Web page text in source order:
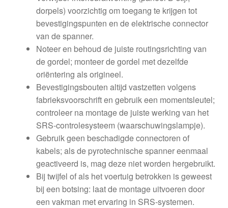
dorpels) voorzichtig om toegang te krijgen tot
bevestigingspunten en de elektrische connector
van de spanner.
Noteer en behoud de juiste routingsrichting van
de gordel; monteer de gordel met dezelfde
oriëntering als origineel.
Bevestigingsbouten altijd vastzetten volgens
fabrieksvoorschrift en gebruik een momentsleutel;
controleer na montage de juiste werking van het
SRS-controlesysteem (waarschuwingslampje).
Gebruik geen beschadigde connectoren of
kabels; als de pyrotechnische spanner eenmaal
geactiveerd is, mag deze niet worden hergebruikt.
Bij twijfel of als het voertuig betrokken is geweest
bij een botsing: laat de montage uitvoeren door
een vakman met ervaring in SRS-systemen.